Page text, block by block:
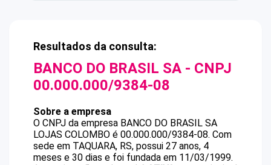
Resultados da consulta:
BANCO DO BRASIL SA - CNPJ
00.000.000/9384-08
Sobre a empresa
O CNPJ da empresa BANCO DO BRASIL SA
LOJAS COLOMBO é 00.000.000/9384-08. Com
sede em TAQUARA, RS, possui 27 anos, 4
meses e 30 dias e foi fundada em 11/03/1999.